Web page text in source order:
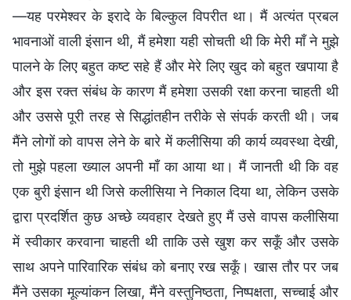
—यह परमेश्वर के इरादे के बिल्कुल विपरीत था। मैं अत्यंत प्रबल
भावनाओं वाली इंसान थी, मैं हमेशा यही सोचती थी कि मेरी माँ ने मुझे
पालने के लिए बहुत कष्ट सहे हैं और मेरे लिए खुद को बहुत खपाया है
और इस रक्त संबंध के कारण मैं हमेशा उसकी रक्षा करना चाहती थी
और उससे पूरी तरह से सिद्धांतहीन तरीके से संपर्क करती थी। जब
मैंने लोगों को वापस लेने के बारे में कलीसिया की कार्य व्यवस्था देखी,
तो मुझे पहला ख्याल अपनी माँ का आया था। मैं जानती थी कि वह
एक बुरी इंसान थी जिसे कलीसिया ने निकाल दिया था, लेकिन उसके
द्वारा प्रदर्शित कुछ अच्छे व्यवहार देखते हुए मैं उसे वापस कलीसिया
में स्वीकार करवाना चाहती थी ताकि उसे खुश कर सकूँ और उसके
साथ अपने पारिवारिक संबंध को बनाए रख सकूँ। खास तौर पर जब
मैंने उसका मूल्यांकन लिखा, मैंने वस्तुनिष्ठता, निष्पक्षता, सच्चाई और